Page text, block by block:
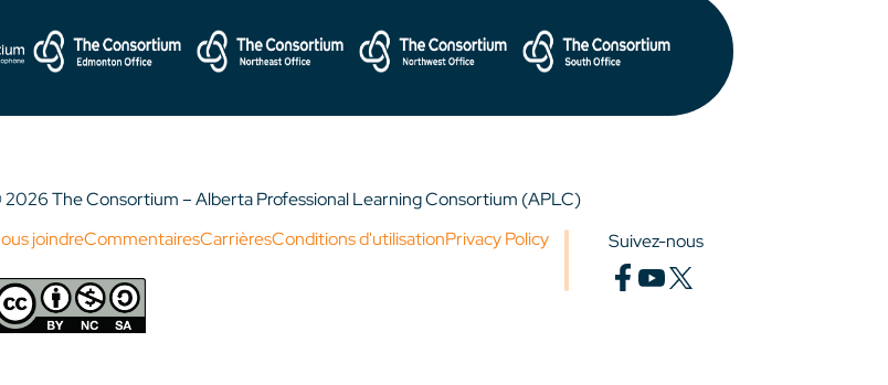
The Consortium – Alberta Professional Learning Consortium (APLC)
joindreCommentairesCarrièresConditions d'utilisationPrivacy Policy Suivez-nous